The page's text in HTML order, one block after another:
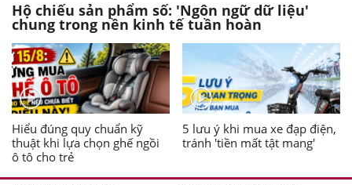
Hộ chiếu sản phẩm số: 'Ngôn ngữ dữ liệu'
chung trong nền kinh tế tuần hoàn
Hiểu đúng quy chuẩn kỹ
thuật khi lựa chọn ghế ngồi
ô tô cho trẻ
5 lưu ý khi mua xe đạp điện,
tránh 'tiền mất tật mang'